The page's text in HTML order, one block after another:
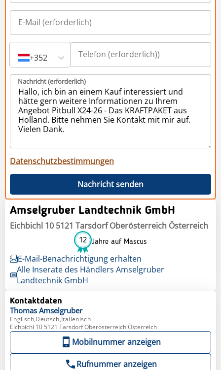
+352
Nachricht (erforderlich)
Datenschutzbestimmungen
Nachricht senden
Amselgruber Landtechnik GmbH
Eichbichl 10 5121 Tarsdorf Oberösterreich Österreich
12 Jahre auf Mascus
E-Mail-Benachrichtigung erhalten
Alle Inserate des Händlers Amselgruber
Landtechnik GmbH
Kontaktdaten
Thomas Amselgruber
Englisch,Deutsch,Italienisch
Eichbichl 10 5121 Tarsdorf Oberösterreich Österreich
Mobilnummer anzeigen
Rufnummer anzeigen